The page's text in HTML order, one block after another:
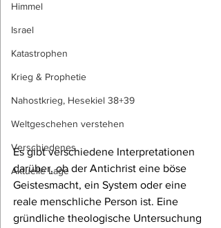
Himmel
Israel
Katastrophen
Krieg & Prophetie
Nahostkrieg, Hesekiel 38+39
Weltgeschehen verstehen
Verschiedenes
Aktuelle Lage
Es gibt verschiedene Interpretationen
darüber, ob der Antichrist eine böse
Geistesmacht, ein System oder eine
reale menschliche Person ist. Eine
gründliche theologische Untersuchung